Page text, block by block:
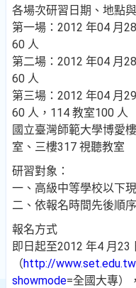
各場次研習日期、地點
第一場：2012 年04 月
60 人
第二場：2012 年04 月
60 人
第三場：2012 年04 月
60 人，114 教室100 人
國立臺灣師範大學博愛
室、三樓317 視聽教室
研習對象：
一、高級中等學校以下
二、依報名時間先後順
報名方式
即日起至2012 年4 月23
（http://
showmode=全國大專）